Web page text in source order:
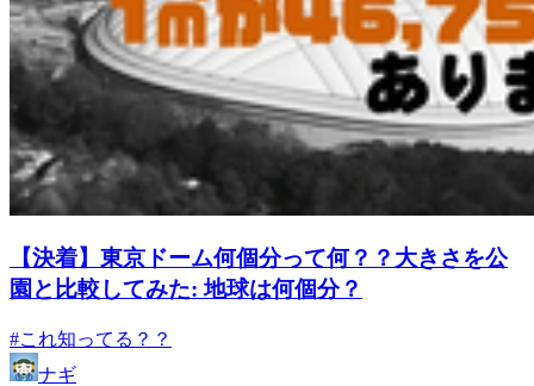
【決着】東京ドーム何個分って何？？大きさを公
園と比較してみた: 地球は何個分？
#これ知ってる？？
ナギ